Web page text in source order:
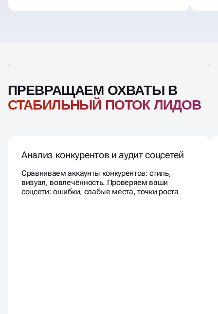
ПРЕВРАЩАЕМ ОХВАТЫ В
СТАБИЛЬНЫЙ ПОТОК ЛИДОВ
Анализ конкурентов и аудит соцсетей
Сравниваем аккаунты конкурентов: стиль,
визуал, вовлечённость. Проверяем ваши
соцсети: ошибки, слабые места, точки роста